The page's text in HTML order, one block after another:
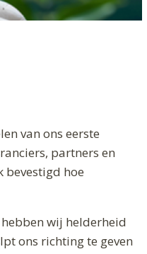
van ons eerste
partners en
bevestigd hoe
wij helderheid
ons richting te geven